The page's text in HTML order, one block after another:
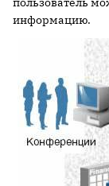
информацию.